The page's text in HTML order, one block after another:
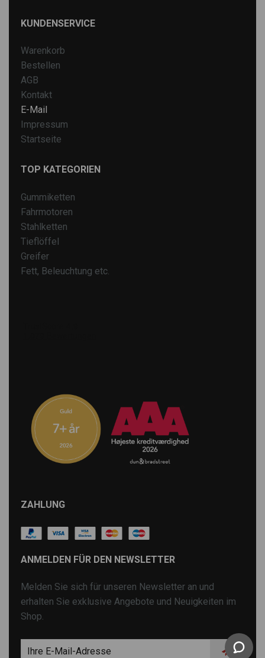
KUNDENSERVICE
Warenkorb
Bestellen
AGB
Kontakt
E-Mail
Impressum
Startseite
TOP KATEGORIEN
Gummiketten
Fahrmotoren
Stahlketten
Tieflöffel
Greifer
Fett, Beleuchtung etc.
ZAHLUNG
ANMELDEN FÜR DEN NEWSLETTER
Melden Sie sich für unseren Newsletter an und
erhalten Sie exklusive Angebote und Neuigkeiten im
Shop.